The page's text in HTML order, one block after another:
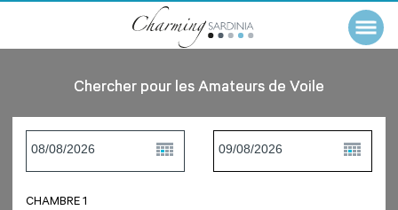
Chercher pour les Amateurs de Voile
CHAMBRE 1